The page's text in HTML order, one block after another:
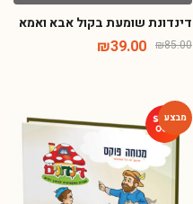
דינדונת שומעת בקול אבא ואמא
₪85.00
₪39.00